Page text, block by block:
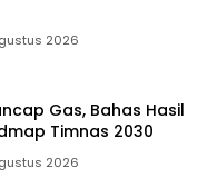
2026
Gas, Bahas Hasil
Timnas 2030
2026